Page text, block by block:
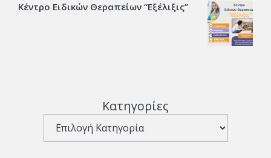
Κέντρο Ειδικών Θεραπείων “Εξέλιξις’’
Κατηγορίες